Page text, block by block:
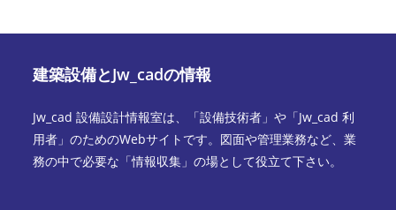
建築設備とJw_cadの情報
Jw_cad 設備設計情報室は、「設備技術者」や「Jw_cad 利
用者」のためのWebサイトです。図面や管理業務など、業
務の中で必要な「情報収集」の場として役立て下さい。